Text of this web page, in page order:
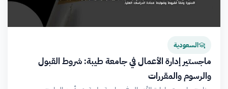
السعودية
ماجستير إدارة الأعمال في جامعة طيبة: شروط القبول
والرسوم والمقررات